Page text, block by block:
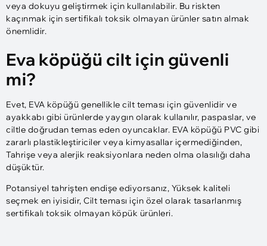
veya dokuyu geliştirmek için kullanılabilir. Bu riskten
kaçınmak için sertifikalı toksik olmayan ürünler satın almak
önemlidir.
Eva köpüğü cilt için güvenli
mi?
Evet, EVA köpüğü genellikle cilt teması için güvenlidir ve
ayakkabı gibi ürünlerde yaygın olarak kullanılır, paspaslar, ve
ciltle doğrudan temas eden oyuncaklar. EVA köpüğü PVC gibi
zararlı plastikleştiriciler veya kimyasallar içermediğinden,
Tahrişe veya alerjik reaksiyonlara neden olma olasılığı daha
düşüktür.
Potansiyel tahrişten endişe ediyorsanız, Yüksek kaliteli
seçmek en iyisidir, Cilt teması için özel olarak tasarlanmış
sertifikalı toksik olmayan köpük ürünleri.